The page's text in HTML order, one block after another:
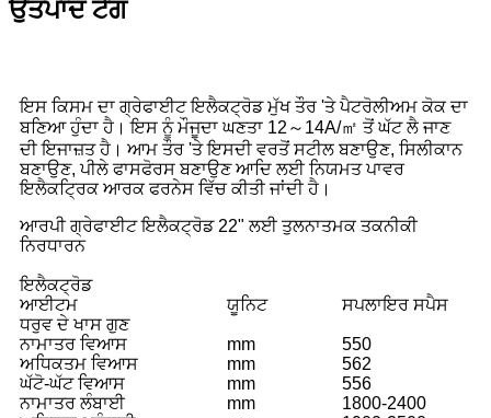
ਉਤਪਾਦ ਟੈਗ
ਇਸ ਕਿਸਮ ਦਾ ਗ੍ਰੇਫਾਈਟ ਇਲੈਕਟ੍ਰੋਡ ਮੁੱਖ ਤੌਰ 'ਤੇ ਪੈਟਰੋਲੀਅਮ ਕੋਕ ਦਾ
ਬਣਿਆ ਹੁੰਦਾ ਹੈ। ਇਸ ਨੂੰ ਮੌਜੂਦਾ ਘਣਤਾ 12～14A/㎡ ਤੋਂ ਘੱਟ ਲੈ ਜਾਣ
ਦੀ ਇਜਾਜ਼ਤ ਹੈ। ਆਮ ਤੌਰ 'ਤੇ ਇਸਦੀ ਵਰਤੋਂ ਸਟੀਲ ਬਣਾਉਣ, ਸਿਲੀਕਾਨ
ਬਣਾਉਣ, ਪੀਲੇ ਫਾਸਫੋਰਸ ਬਣਾਉਣ ਆਦਿ ਲਈ ਨਿਯਮਤ ਪਾਵਰ
ਇਲੈਕਟ੍ਰਿਕ ਆਰਕ ਫਰਨੇਸ ਵਿੱਚ ਕੀਤੀ ਜਾਂਦੀ ਹੈ।
ਆਰਪੀ ਗ੍ਰੇਫਾਈਟ ਇਲੈਕਟ੍ਰੋਡ 22" ਲਈ ਤੁਲਨਾਤਮਕ ਤਕਨੀਕੀ
ਨਿਰਧਾਰਨ
ਇਲੈਕਟ੍ਰੋਡ
ਆਈਟਮ
ਯੂਨਿਟ
ਸਪਲਾਇਰ ਸਪੈਸ
ਧਰੁਵ ਦੇ ਖਾਸ ਗੁਣ
ਨਾਮਾਤਰ ਵਿਆਸ
mm
550
ਅਧਿਕਤਮ ਵਿਆਸ
mm
562
ਘੱਟੋ-ਘੱਟ ਵਿਆਸ
mm
556
ਨਾਮਾਤਰ ਲੰਬਾਈ
mm
1800-2400